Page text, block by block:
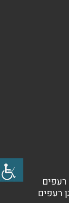
רעפים
רעפים